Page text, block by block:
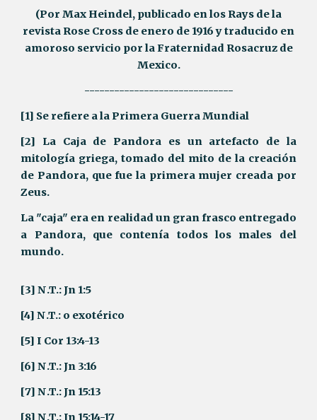
(Por Max Heindel, publicado en los Rays de la
revista Rose Cross de enero de 1916 y traducido en
amoroso servicio por la Fraternidad Rosacruz de
Mexico.
------------------------------
[1] Se refiere a la Primera Guerra Mundial
[2] La Caja de Pandora es un artefacto de la
mitología griega, tomado del mito de la creación
de Pandora, que fue la primera mujer creada por
Zeus.
La "caja" era en realidad un gran frasco entregado
a Pandora, que contenía todos los males del
mundo.
[3] N.T.: Jn 1:5
[4] N.T.: o exotérico
[5] I Cor 13:4-13
[6] N.T.: Jn 3:16
[7] N.T.: Jn 15:13
[8] N.T.: Jn 15:14-17